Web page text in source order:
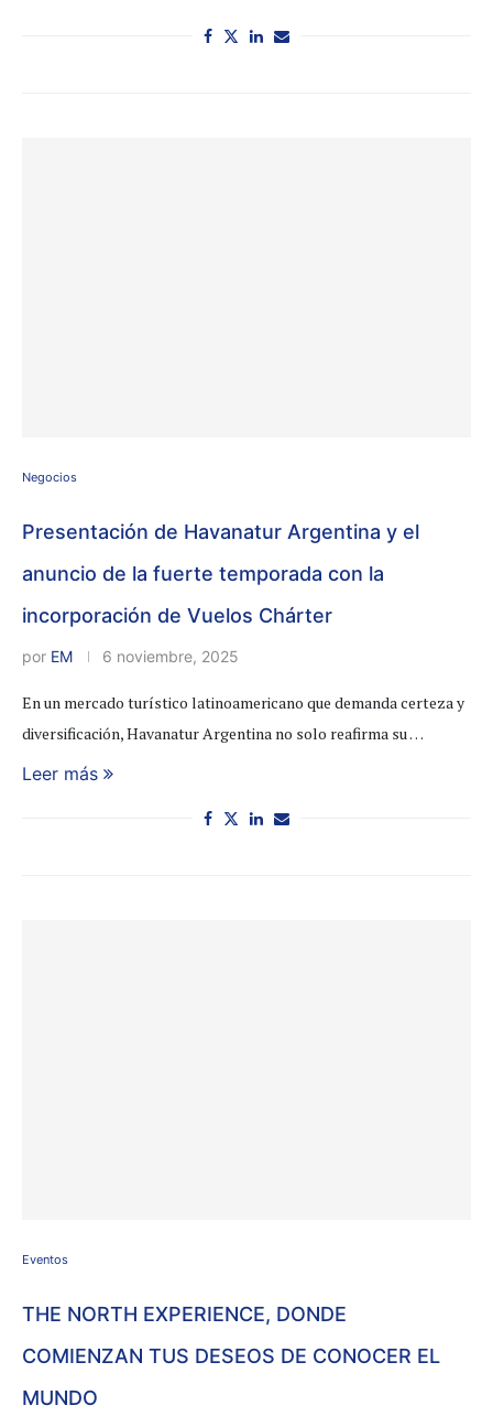
Negocios
Presentación de Havanatur Argentina y el
anuncio de la fuerte temporada con la
incorporación de Vuelos Chárter
por EM 6 noviembre, 2025
En un mercado turístico latinoamericano que demanda certeza y
diversificación, Havanatur Argentina no solo reafirma su …
Leer más
Eventos
THE NORTH EXPERIENCE, DONDE
COMIENZAN TUS DESEOS DE CONOCER EL
MUNDO